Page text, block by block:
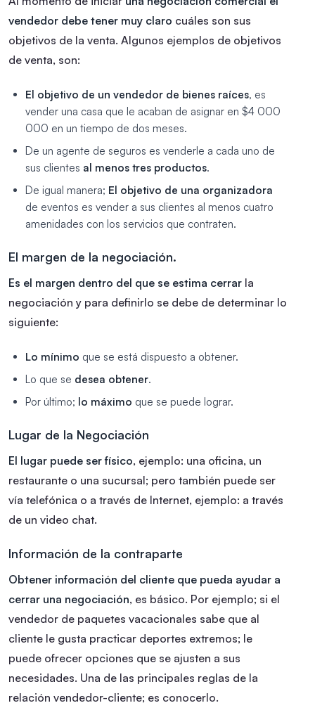
vendedor debe tener muy claro cuáles son sus
objetivos de la venta. Algunos ejemplos de objetivos
de venta, son:
El objetivo de un vendedor de bienes raíces, es
vender una casa que le acaban de asignar en $4 000
000 en un tiempo de dos meses.
De un agente de seguros es venderle a cada uno de
sus clientes al menos tres productos.
De igual manera; El objetivo de una organizadora
de eventos es vender a sus clientes al menos cuatro
amenidades con los servicios que contraten.
El margen de la negociación.
Es el margen dentro del que se estima cerrar la
negociación y para definirlo se debe de determinar lo
siguiente:
Lo mínimo que se está dispuesto a obtener.
Lo que se desea obtener.
Por último; lo máximo que se puede lograr.
Lugar de la Negociación
El lugar puede ser físico, ejemplo: una oficina, un
restaurante o una sucursal; pero también puede ser
vía telefónica o a través de Internet, ejemplo: a través
de un video chat.
Información de la contraparte
Obtener información del cliente que pueda ayudar a
cerrar una negociación, es básico. Por ejemplo; si el
vendedor de paquetes vacacionales sabe que al
cliente le gusta practicar deportes extremos; le
puede ofrecer opciones que se ajusten a sus
necesidades. Una de las principales reglas de la
relación vendedor-cliente; es conocerlo.